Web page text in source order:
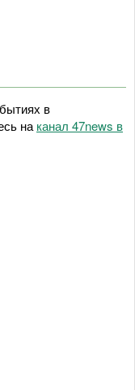
в
на канал 47news в